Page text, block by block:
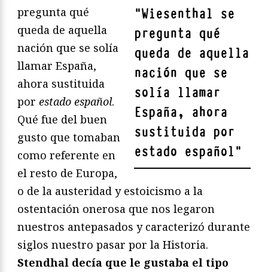
"Wiesenthal se
pregunta qué
queda de aquella
nación que se
solía llamar
España, ahora
sustituida por
estado español"
pregunta qué
queda de aquella
nación que se solía
llamar España,
ahora sustituida
por estado español.
Qué fue del buen
gusto que tomaban
como referente en
el resto de Europa,
o de la austeridad y estoicismo a la
ostentación onerosa que nos legaron
nuestros antepasados y caracterizó durante
siglos nuestro pasar por la Historia.
Stendhal decía que le gustaba el tipo